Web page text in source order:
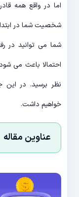
اما در واقع همه
شخصیت شما در
شما می توانید در
احتمالا باعث می
نظر برسید. در این
خواهیم داشت.
عناوین مقاله